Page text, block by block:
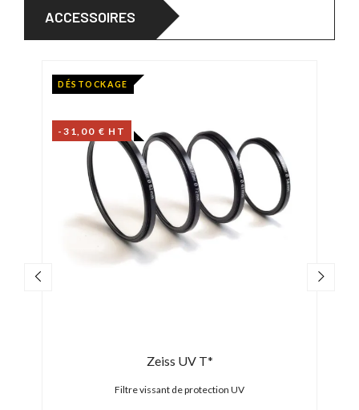
ACCESSOIRES
DÉSTOCKAGE
-31,00 € HT
Zeiss UV T*
Filtre vissant de protection UV